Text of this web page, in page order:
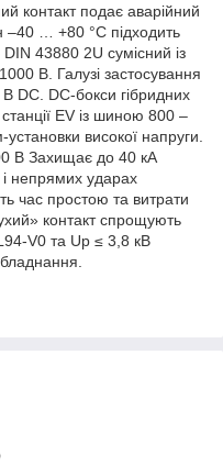
контакт подає аварійний
–40 … +80 °C підходить
43880 2U сумісний із
В. Галузі застосування
DC. DC-бокси гібридних
EV із шиною 800 –
високої напруги.
В Захищає до 40 кА
непрямих ударах
час простою та витрати
контакт спрощують
V0 та Up ≤ 3,8 кВ